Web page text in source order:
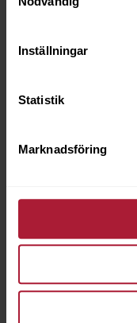
Inställningar
Statistik
Marknadsföring
Cheyenne Willow